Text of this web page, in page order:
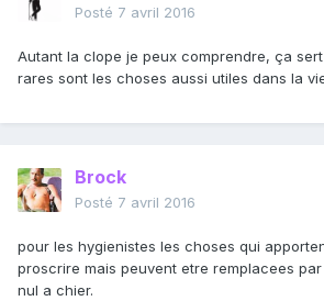
Posté 7 avril 2016
Autant la clope je peux comprendre, ça
rares sont les choses aussi utiles dans la
Brock
Posté 7 avril 2016
pour les hygienistes les choses qui
proscrire mais peuvent etre remplacees
nul a chier.